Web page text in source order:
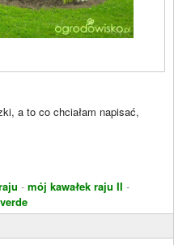
a to co chciałam napisać,
- mój kawałek raju II -